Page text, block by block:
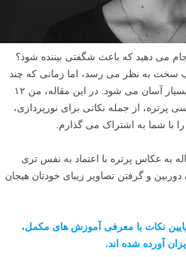
می دهید که باعث شگفتی بیننده شود؟
سخت به نظر می رسد، اما زمانی که چند
نکته و ترفند را بدانید، در واقع بسیار آسان می شود. در این مقاله، من ۱۲
پرتره، از جمله نکاتی برای نورپردازی،
با شما به اشتراک می گذارم.
به عکاس پرتره با اعتماد به نفس تری
و گرفتن تصاویر زیبای خودتان هیجان
نکات با معرفی آموزش های مکمل،
آورده شده اند.